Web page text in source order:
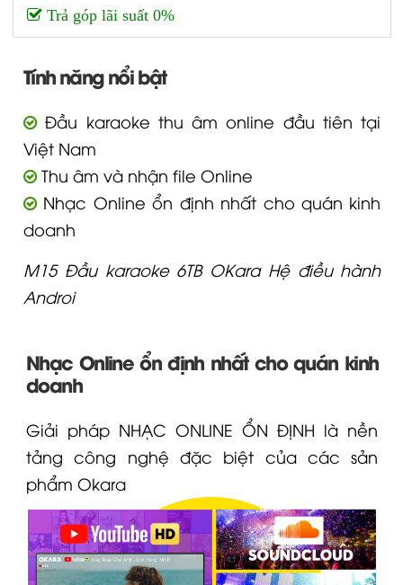
Trả góp lãi suất 0%
Tính năng nổi bật
Đầu karaoke thu âm online đầu tiên tại
Việt Nam
Thu âm và nhận file Online
Nhạc Online ổn định nhất cho quán kinh
doanh
M15 Đầu karaoke 6TB OKara Hệ điều hành
Androi
Nhạc Online ổn định nhất cho quán kinh
doanh
Giải pháp NHẠC ONLINE ỔN ĐỊNH là nền
tảng công nghệ đặc biệt của các sản
phẩm Okara